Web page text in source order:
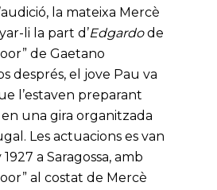
la mateixa Mercè
li la part d’Edgardode
de Gaetano
després, el jove Pau va
l’estaven preparant
una gira organitzada
Les actuacions es van
a Saragossa, amb
al costat de Mercè